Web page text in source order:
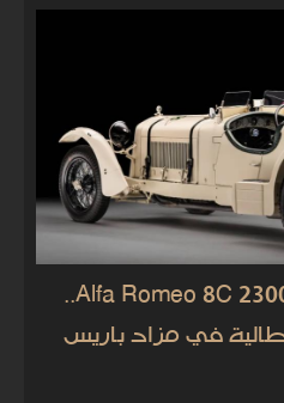
آر إم سوذبيز تعرض Alfa Romeo 8C 2300..
في مزاد باريس